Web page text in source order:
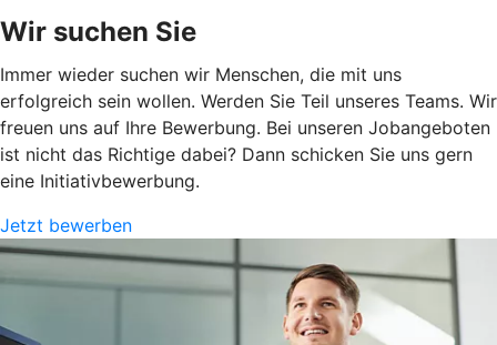
Wir suchen Sie
Immer wieder suchen wir Menschen, die mit uns
erfolgreich sein wollen. Werden Sie Teil unseres Teams. Wir
freuen uns auf Ihre Bewerbung. Bei unseren Jobangeboten
ist nicht das Richtige dabei? Dann schicken Sie uns gern
eine Initiativbewerbung.
Jetzt bewerben